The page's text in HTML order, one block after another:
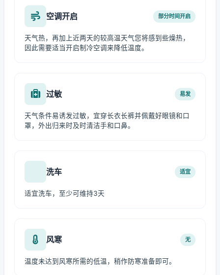
空调开启 部分时间开启
天气热，再加上近两天的较高温天气您将感到些燥热，
因此需要适当开启制冷空调来降低温度。
过敏 易发
天气条件易诱发过敏，宜穿长衣长裤并佩戴好眼镜和口
罩，外出归来时及时清洁手和口鼻。
洗车 适宜
适宜洗车，至少可维持3天
风寒 无
温度未达到风寒所需的低温，稍作防寒准备即可。